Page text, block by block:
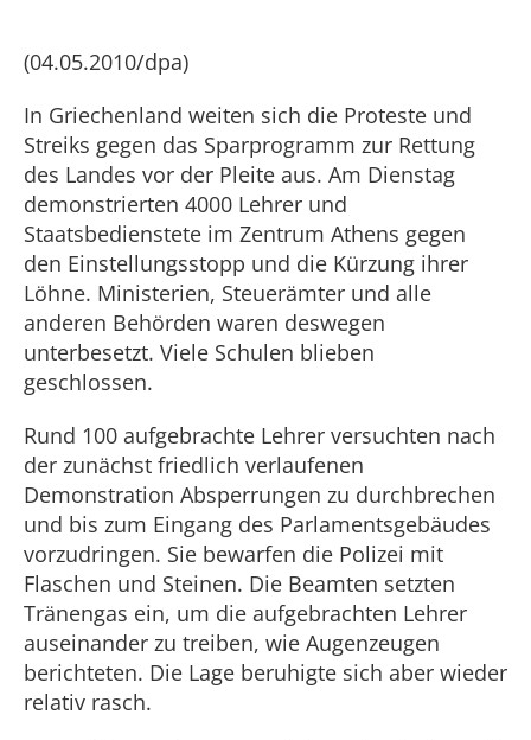
(04.05.2010/dpa)
In Griechenland weiten sich die Proteste und
Streiks gegen das Sparprogramm zur Rettung
des Landes vor der Pleite aus. Am Dienstag
demonstrierten 4000 Lehrer und
Staatsbedienstete im Zentrum Athens gegen
den Einstellungsstopp und die Kürzung ihrer
Löhne. Ministerien, Steuerämter und alle
anderen Behörden waren deswegen
unterbesetzt. Viele Schulen blieben
geschlossen.
Rund 100 aufgebrachte Lehrer versuchten nach
der zunächst friedlich verlaufenen
Demonstration Absperrungen zu durchbrechen
und bis zum Eingang des Parlamentsgebäudes
vorzudringen. Sie bewarfen die Polizei mit
Flaschen und Steinen. Die Beamten setzten
Tränengas ein, um die aufgebrachten Lehrer
auseinander zu treiben, wie Augenzeugen
berichteten. Die Lage beruhigte sich aber wieder
relativ rasch.